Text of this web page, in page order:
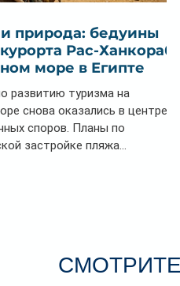
природа: бедуины
Рас-Ханкораб
море в Египте
развитию туризма на
снова оказались в центре
споров. Планы по
застройке пляжа...
СМОТРИТЕ